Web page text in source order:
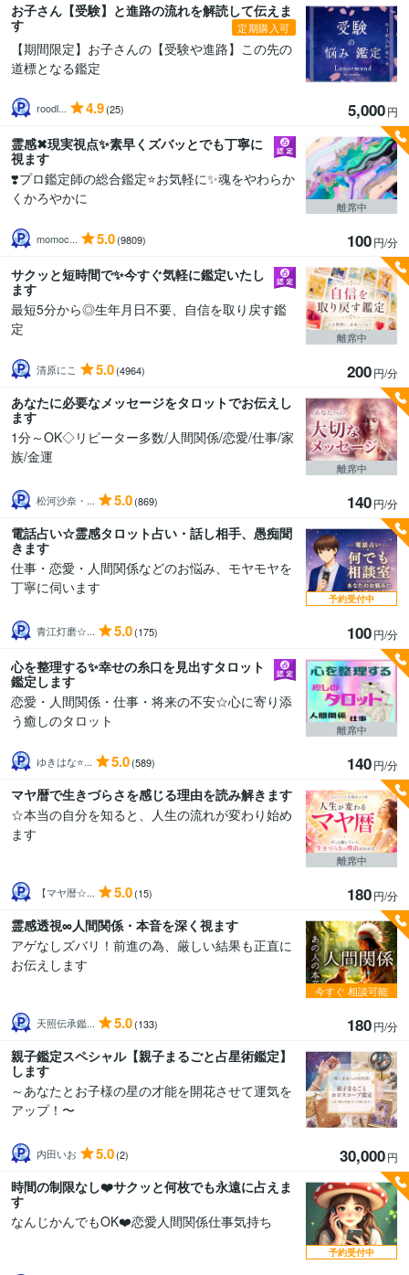
お子さん【受験】と進路の流れを解読して伝えま
す
定期購入可
【期間限定】お子さんの【受験や進路】この先の
道標となる鑑定
roodl... 4.9(25) 5,000円
霊感✖現実視点✨素早くズバッとでも丁寧に
視ます
❣️プロ鑑定師の総合鑑定⭐お気軽に✨魂をやわらか
くかろやかに
momoc... 5.0(9809) 100円/分
離席中
サクッと短時間で✨今すぐ気軽に鑑定いたし
ます
最短5分から◎生年月日不要、自信を取り戻す鑑
定
清原にこ 5.0(4964) 200円/分
離席中
あなたに必要なメッセージをタロットでお伝えし
ます
1分～OK◇リピーター多数/人間関係/恋愛/仕事/家
族/金運
松河沙奈・... 5.0(869) 140円/分
離席中
電話占い☆霊感タロット占い・話し相手、愚痴聞
きます
仕事・恋愛・人間関係などのお悩み、モヤモヤを
丁寧に伺います
青江灯磨☆... 5.0(175) 100円/分
予約受付中
心を整理する✨幸せの糸口を見出すタロット
鑑定します
恋愛・人間関係・仕事・将来の不安☆心に寄り添
う癒しのタロット
ゆきはな⭐... 5.0(589) 140円/分
離席中
マヤ暦で生きづらさを感じる理由を読み解きます
☆本当の自分を知ると、人生の流れが変わり始め
ます
【マヤ暦☆... 5.0(15) 180円/分
離席中
霊感透視∞人間関係・本音を深く視ます
アゲなしズバリ！前進の為、厳しい結果も正直に
お伝えします
天照伝承鑑... 5.0(133) 180円/分
今すぐ 相談可能
親子鑑定スペシャル【親子まるごと占星術鑑定】
します
～あなたとお子様の星の才能を開花させて運気を
アップ！〜
内田いお 5.0(2) 30,000円
時間の制限なし❤️サクッと何枚でも永遠に占えま
す
なんじかんでもOK❤️恋愛人間関係仕事気持ち
予約受付中